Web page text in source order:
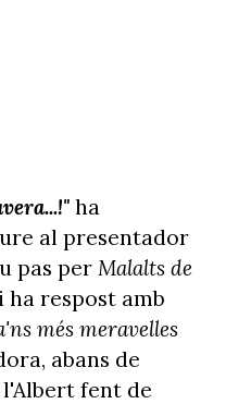
ha
al presentador
pas per Malalts de
ha respost amb
més meravelles
abans de
fent de